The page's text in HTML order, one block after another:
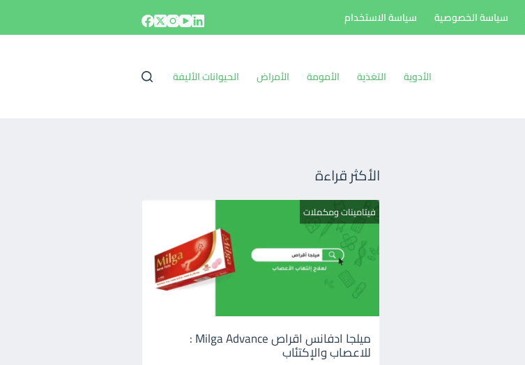
سياسة الخصوصية سياسة الاستخدام
الأدوية التغذية الأمومة الأمراض الحيوانات الأليفة
الأكثر قراءة
فيتامينات ومكملات
ميلجا ادفانس اقراص Milga Advance :
للاعصاب والإكتئاب